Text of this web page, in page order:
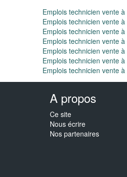
Emplois technicien vente
Emplois technicien vente
Emplois technicien vente
Emplois technicien vente
Emplois technicien vente
Emplois technicien vente
Emplois technicien vente
A propos
Ce site
Nous écrire
Nos partenaires